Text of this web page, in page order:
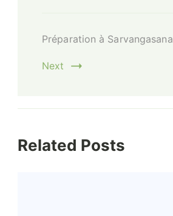
Préparation à Sarvangasana
Next
Related Posts